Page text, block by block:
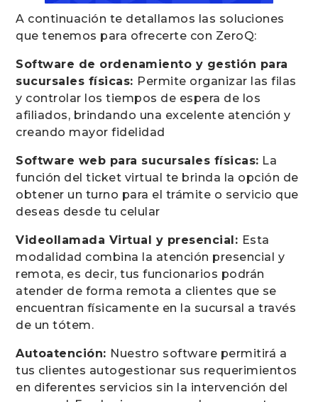
A continuación te detallamos las soluciones
que tenemos para ofrecerte con ZeroQ:
Software de ordenamiento y gestión para
sucursales físicas: Permite organizar las filas
y controlar los tiempos de espera de los
afiliados, brindando una excelente atención y
creando mayor fidelidad
Software web para sucursales físicas: La
función del ticket virtual te brinda la opción de
obtener un turno para el trámite o servicio que
deseas desde tu celular
Videollamada Virtual y presencial: Esta
modalidad combina la atención presencial y
remota, es decir, tus funcionarios podrán
atender de forma remota a clientes que se
encuentran físicamente en la sucursal a través
de un tótem.
Autoatención: Nuestro software permitirá a
tus clientes autogestionar sus requerimientos
en diferentes servicios sin la intervención del